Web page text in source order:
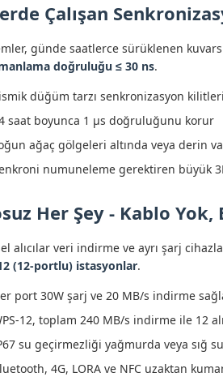
Çalışan
günde saatlerce sürüklenen
doğruluğu ≤ 30 ns.
düğüm tarzı senkronizasyon
saat boyunca 1 μs doğruluğunu korur
ağaç gölgeleri altında veya derin
numuneleme gerektiren büyük
Her Şey - Kablo Yok,
alıcılar veri indirme ve ayrı şarj
(12-portlu) istasyonlar.
port 30W şarj ve 20 MB/s indirme
12, toplam 240 MB/s indirme ile 12
su geçirmezliği yağmurda veya sığ
4G, LORA ve NFC uzaktan